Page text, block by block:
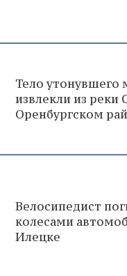
Тело утонувшего
извлекли из реки
Оренбургском
Велосипедист
колесами
Илецке